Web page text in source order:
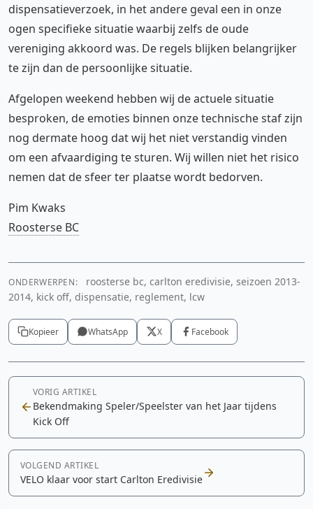
dispensatieverzoek, in het andere geval een in onze
ogen specifieke situatie waarbij zelfs de oude
vereniging akkoord was. De regels blijken belangrijker
te zijn dan de persoonlijke situatie.
Afgelopen weekend hebben wij de actuele situatie
besproken, de emoties binnen onze technische staf zijn
nog dermate hoog dat wij het niet verstandig vinden
om een afvaardiging te sturen. Wij willen niet het risico
nemen dat de sfeer ter plaatse wordt bedorven.
Pim Kwaks
Roosterse BC
ONDERWERPEN:
roosterse bc, carlton eredivisie, seizoen 2013-
2014, kick off, dispensatie, reglement, lcw
Kopieer WhatsApp X Facebook
VORIG ARTIKEL
Bekendmaking Speler/Speelster van het Jaar tijdens
Kick Off
VOLGEND ARTIKEL
VELO klaar voor start Carlton Eredivisie